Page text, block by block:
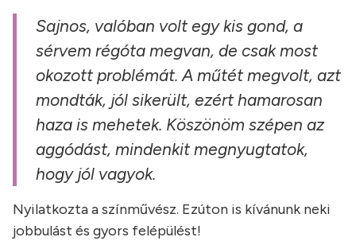
Sajnos, valóban volt egy kis gond, a
sérvem régóta megvan, de csak most
okozott problémát. A műtét megvolt, azt
mondták, jól sikerült, ezért hamarosan
haza is mehetek. Köszönöm szépen az
aggódást, mindenkit megnyugtatok,
hogy jól vagyok.
Nyilatkozta a színművész. Ezúton is kívánunk neki
jobbulást és gyors felépülést!